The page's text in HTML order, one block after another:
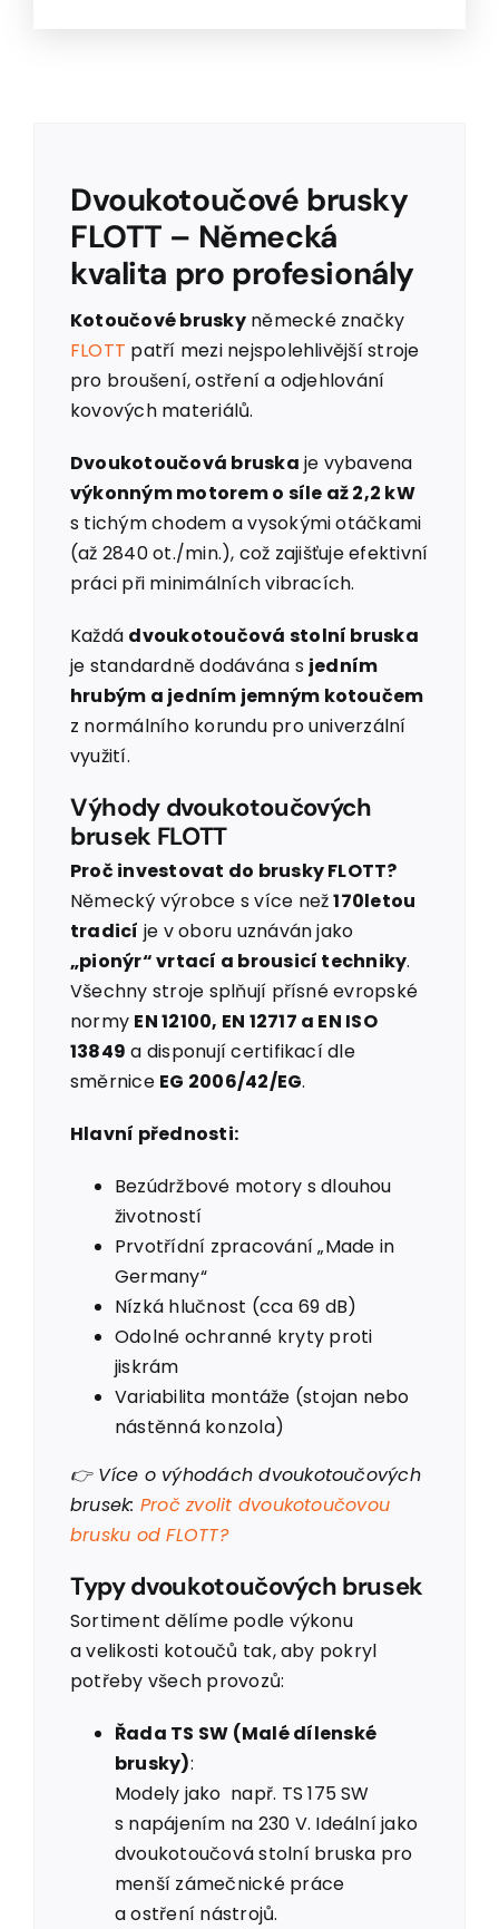
Dvoukotoučové brusky
FLOTT – Německá
kvalita pro profesionály
Kotoučové bruskyněmecké značky
FLOTT patří mezi nejspolehlivější stroje
pro broušení, ostření a odjehlování
kovových materiálů.
Dvoukotoučová bruska je vybavena
výkonným motorem o síle až 2,2 kW
s tichým chodem a vysokými otáčkami
(až 2840 ot./min.), což zajišťuje efektivní
práci při minimálních vibracích.
Každá dvoukotoučová stolní bruska
je standardně dodávána s jedním
hrubým a jedním jemným kotoučem
z normálního korundu pro univerzální
využití.
Výhody dvoukotoučových
brusek FLOTT
Proč investovat do brusky FLOTT?
Německý výrobce s více než170letou
tradicí je v oboru uznáván jako
„pionýr“ vrtací a brousicí techniky.
Všechny stroje splňují přísné evropské
normy EN 12100, EN 12717 a EN ISO
13849 a disponují certifikací dle
směrnice EG 2006/42/EG.
Hlavní přednosti:
Bezúdržbové motory s dlouhou
životností
Prvotřídní zpracování „Made in
Germany“
Nízká hlučnost (cca 69 dB)
Odolné ochranné kryty proti
jiskrám
Variabilita montáže (stojan nebo
nástěnná konzola)
👉 Více o výhodách dvoukotoučových
brusek: Proč zvolit dvoukotoučovou
brusku od FLOTT?
Typy dvoukotoučových brusek
Sortiment dělíme podle výkonu
a velikosti kotoučů tak, aby pokryl
potřeby všech provozů:
Řada TS SW (Malé dílenské
brusky):
Modely jako např. TS 175 SW
s napájením na 230 V. Ideální jako
dvoukotoučová stolní bruska pro
menší zámečnické práce
a ostření nástrojů.